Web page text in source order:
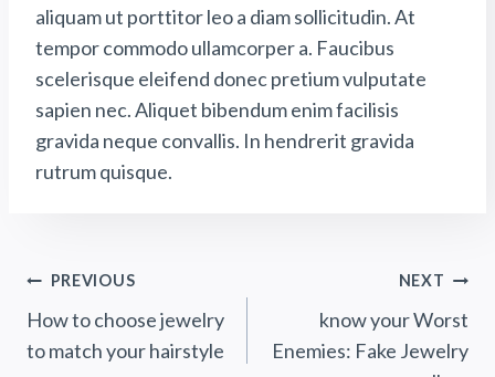
aliquam ut porttitor leo a diam sollicitudin. At
tempor commodo ullamcorper a. Faucibus
scelerisque eleifend donec pretium vulputate
sapien nec. Aliquet bibendum enim facilisis
gravida neque convallis. In hendrerit gravida
rutrum quisque.
Post
Navigation
PREVIOUS
How to choose jewelry
to match your hairstyle
NEXT
know your Worst
Enemies: Fake Jewelry